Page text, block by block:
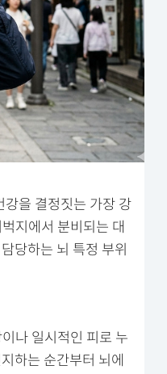
강을 결정짓는 가장 강
지에서 분비되는 대
당하는 뇌 특정 부위
나 일시적인 피로 누
하는 순간부터 뇌에